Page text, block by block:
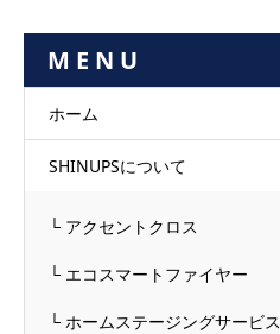
M E N U
ホーム
SHINUPSについて
└ アクセントクロス
└ エコスマートファイヤー
└ ホームステージングサービス